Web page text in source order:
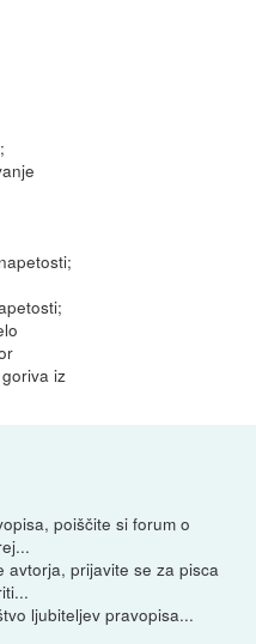
iz
poiščite si forum o
avtorja, prijavite se za pisca
ljubiteljev pravopisa...